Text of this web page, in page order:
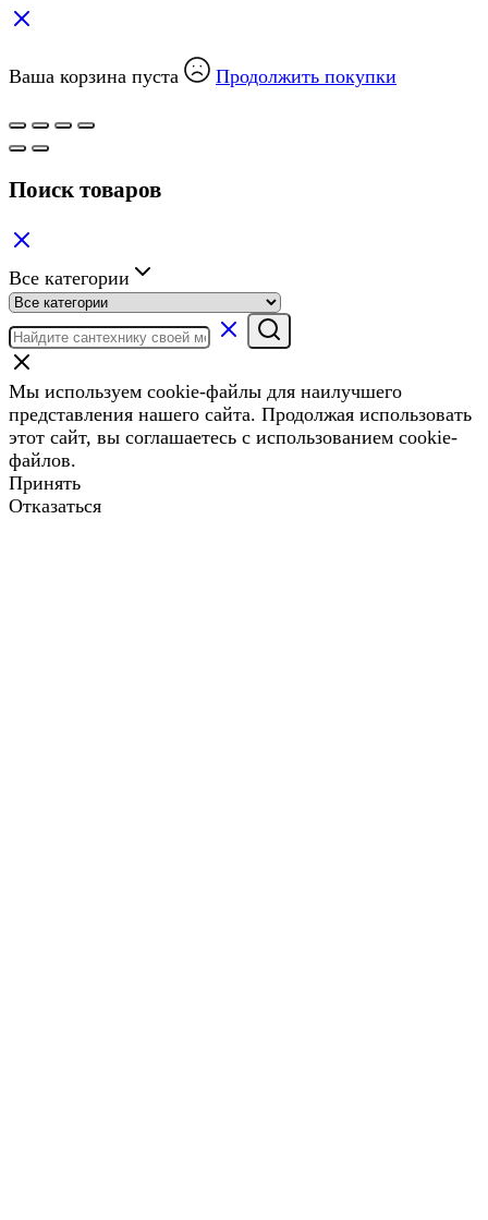
Ваша корзина пуста Продолжить покупки
Поиск товаров
Все категории
Мы используем cookie-файлы для наилучшего
представления нашего сайта. Продолжая использовать
этот сайт, вы соглашаетесь с использованием cookie-
файлов.
Принять
Отказаться